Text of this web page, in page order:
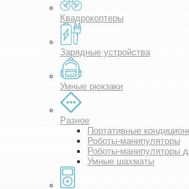
Квадрокоптеры
Зарядные устройства
Умные рюкзаки
Разное
Портативные
Роботы-манипуляторы
Роботы-манипуляторы
Умные шахматы